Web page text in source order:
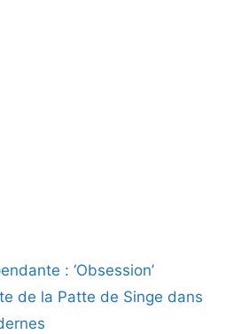
: ‘Obsession’
de la Patte de Singe dans